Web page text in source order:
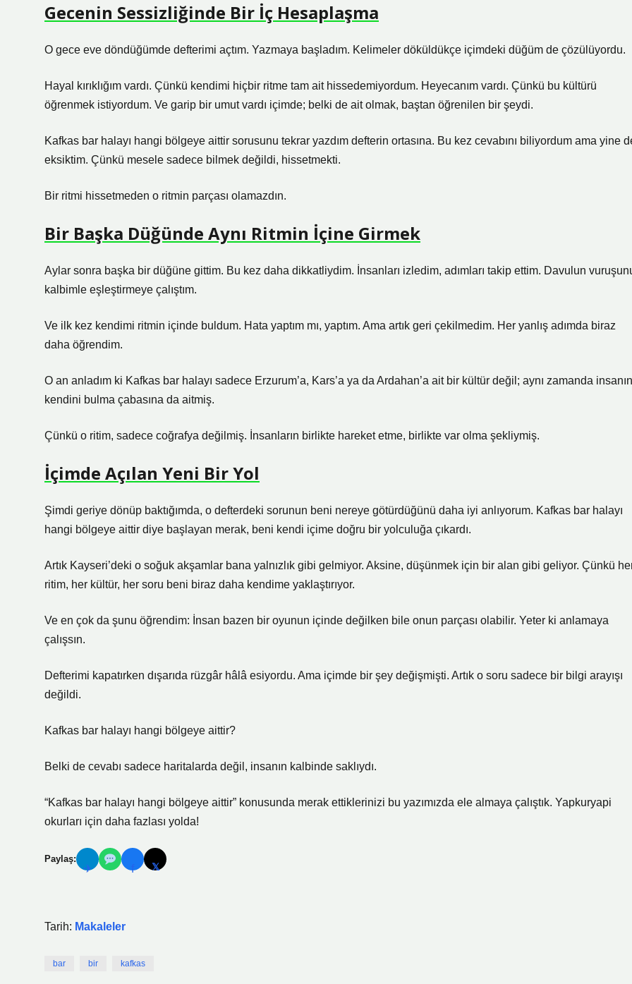
Gecenin Sessizliğinde Bir İç Hesaplaşma
O gece eve döndüğümde defterimi açtım. Yazmaya başladım. Kelimeler döküldükçe içimdeki düğüm de çözülüyordu.
Hayal kırıklığım vardı. Çünkü kendimi hiçbir ritme tam ait hissedemiyordum. Heyecanım vardı. Çünkü bu kültürü
öğrenmek istiyordum. Ve garip bir umut vardı içimde; belki de ait olmak, baştan öğrenilen bir şeydi.
Kafkas bar halayı hangi bölgeye aittir sorusunu tekrar yazdım defterin ortasına. Bu kez cevabını biliyordum ama yine
eksiktim. Çünkü mesele sadece bilmek değildi, hissetmekti.
Bir ritmi hissetmeden o ritmin parçası olamazdın.
Bir Başka Düğünde Aynı Ritmin İçine Girmek
Aylar sonra başka bir düğüne gittim. Bu kez daha dikkatliydim. İnsanları izledim, adımları takip ettim. Davulun
kalbimle eşleştirmeye çalıştım.
Ve ilk kez kendimi ritmin içinde buldum. Hata yaptım mı, yaptım. Ama artık geri çekilmedim. Her yanlış adımda biraz
daha öğrendim.
O an anladım ki Kafkas bar halayı sadece Erzurum’a, Kars’a ya da Ardahan’a ait bir kültür değil; aynı zamanda insanın
kendini bulma çabasına da aitmiş.
Çünkü o ritim, sadece coğrafya değilmiş. İnsanların birlikte hareket etme, birlikte var olma şekliymiş.
İçimde Açılan Yeni Bir Yol
Şimdi geriye dönüp baktığımda, o defterdeki sorunun beni nereye götürdüğünü daha iyi anlıyorum. Kafkas bar halayı
hangi bölgeye aittir diye başlayan merak, beni kendi içime doğru bir yolculuğa çıkardı.
Artık Kayseri’deki o soğuk akşamlar bana yalnızlık gibi gelmiyor. Aksine, düşünmek için bir alan gibi geliyor. Çünkü
ritim, her kültür, her soru beni biraz daha kendime yaklaştırıyor.
Ve en çok da şunu öğrendim: İnsan bazen bir oyunun içinde değilken bile onun parçası olabilir. Yeter ki anlamaya
çalışsın.
Defterimi kapatırken dışarıda rüzgâr hâlâ esiyordu. Ama içimde bir şey değişmişti. Artık o soru sadece bir bilgi arayışı
değildi.
Kafkas bar halayı hangi bölgeye aittir?
Belki de cevabı sadece haritalarda değil, insanın kalbinde saklıydı.
“Kafkas bar halayı hangi bölgeye aittir” konusunda merak ettiklerinizi bu yazımızda ele almaya çalıştık. Yapkuryapi
okurları için daha fazlası yolda!
Paylaş:
✈ f 𝕏
Tarih: Makaleler
bar bir kafkas